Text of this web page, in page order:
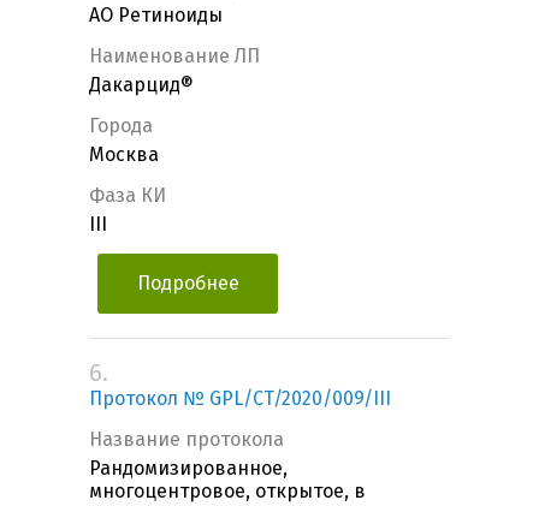
АО Ретиноиды
Наименование ЛП
Дакарцид®
Города
Москва
Фаза КИ
Подробнее
6.
Протокол № GPL/CT/2020/009/III
Название протокола
Рандомизированное,
многоцентровое, открытое, в